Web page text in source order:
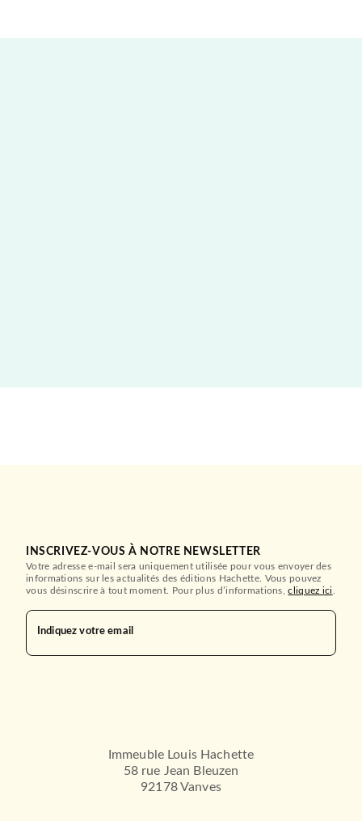
INSCRIVEZ-VOUS À NOTRE NEWSLETTER
Votre adresse e-mail sera uniquement utilisée pour vous envoyer des
informations sur les actualités des éditions Hachette. Vous pouvez
vous désinscrire à tout moment. Pour plus d’informations,cliquez ici
Indiquez votre email
Immeuble Louis Hachette
58 rue Jean Bleuzen
92178 Vanves